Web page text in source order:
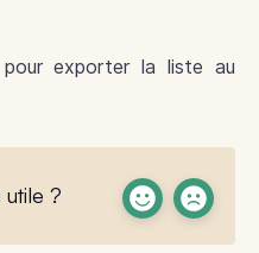
exporter la liste au
?